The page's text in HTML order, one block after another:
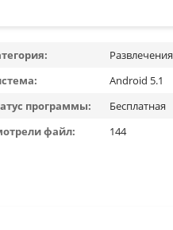
Развлечения
Android 5.1
программы:
Бесплатная
файл:
144